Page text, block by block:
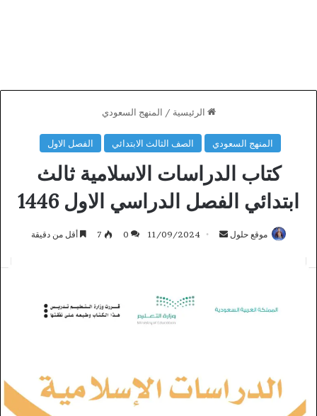
الرئيسية / المنهج السعودي
المنهج السعودي الصف الثالث الابتدائي الفصل الاول
كتاب الدراسات الاسلامية ثالث
ابتدائي الفصل الدراسي الاول 1446
موقع حلول
أرسل 11/09/2024
0
7 أقل من دقيقة